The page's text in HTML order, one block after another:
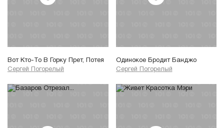
Вот Кто-То В Горку Прет, Потея
Сергей Погорелый
Одинокое Бродит Банджо
Сергей Погорелый